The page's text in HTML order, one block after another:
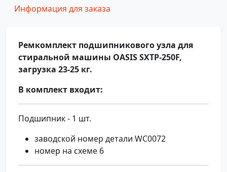
Информация для заказа
Ремкомплект подшипникового узла для
стиральной машины OASIS SXTP-250F,
загрузка 23-25 кг.
В комплект входит:
Подшипник - 1 шт.
заводской номер детали WC0072
номер на схеме 6